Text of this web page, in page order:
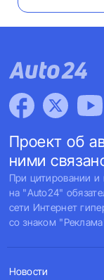
Проект об
ними
При цитировании
на "Auto24"
сети Интернет
со знаком
Новости